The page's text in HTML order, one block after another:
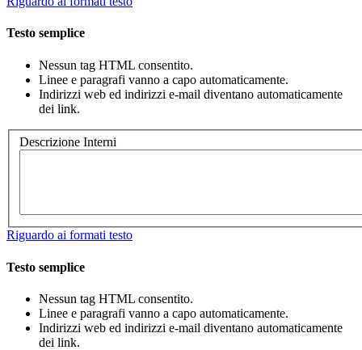
Testo semplice
Nessun tag HTML consentito.
Linee e paragrafi vanno a capo automaticamente.
Indirizzi web ed indirizzi e-mail diventano automaticamente
dei link.
Descrizione Interni
Riguardo ai formati testo
Testo semplice
Nessun tag HTML consentito.
Linee e paragrafi vanno a capo automaticamente.
Indirizzi web ed indirizzi e-mail diventano automaticamente
dei link.